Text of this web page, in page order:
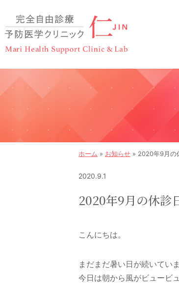
ホーム » お知らせ » 2020年9月の
2020.9.1
2020年9月の休診
こんにちは。
まだまだ暑い日が続いていま
今日は朝から風がビュービ